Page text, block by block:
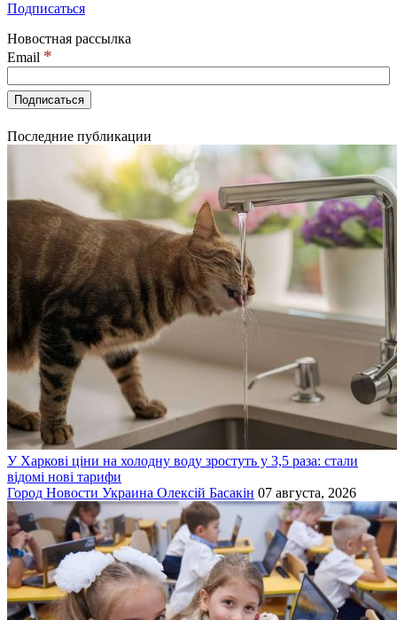
Подписаться
Новостная рассылка
Email *
Последние публикации
У Харкові ціни на холодну воду зростуть у 3,5 раза: стали
відомі нові тарифи
Город Новости Украина Олексій Басакін 07 августа, 2026